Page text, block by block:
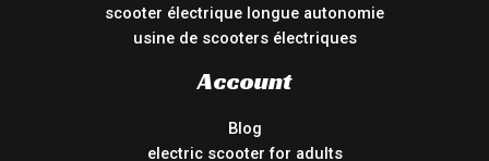
scooter électrique longue autonomie
usine de scooters électriques
Account
Blog
electric scooter for adults